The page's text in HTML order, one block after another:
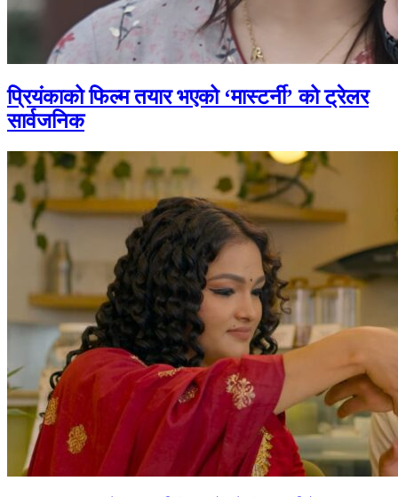
प्रियंकाको फिल्म तयार भएको ‘मास्टर्नी’ को ट्रेलर
सार्वजनिक